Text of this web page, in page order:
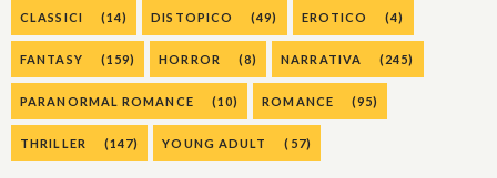
CLASSICI (14) DISTOPICO (49) EROTICO (4)
FANTASY (159) HORROR (8) NARRATIVA (245)
PARANORMAL ROMANCE (10) ROMANCE (95)
THRILLER (147) YOUNG ADULT (57)